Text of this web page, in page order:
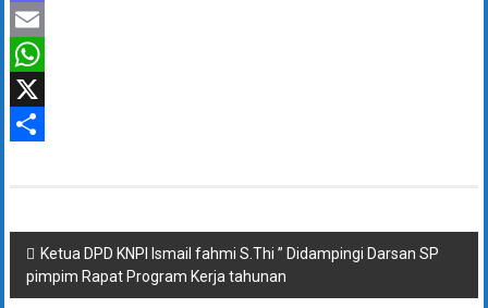
Mastodon
Email
WhatsApp
X
Navigasi
pos
Ketua DPD KNPI Ismail fahmi S.Thi ” Didampingi Darsan SP
pimpim Rapat Program Kerja tahunan